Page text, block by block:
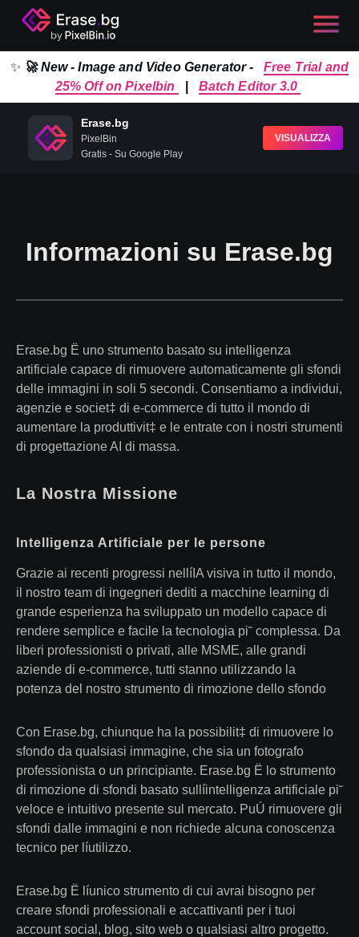
✨ 🚀 New - Image and Video Generator -
Free Trial and
25% Off on Pixelbin
Batch Editor 3.0
Erase.bg
PixelBin
Gratis - Su Google Play
VISUALIZZA
Informazioni su Erase.bg
Erase.bg Ë uno strumento basato su intelligenza
artificiale capace di rimuovere automaticamente gli sfondi
delle immagini in soli 5 secondi. Consentiamo a individui,
agenzie e societ‡ di e-commerce di tutto il mondo di
aumentare la produttivit‡ e le entrate con i nostri strumenti
di progettazione AI di massa.
La Nostra Missione
Intelligenza Artificiale per le persone
Grazie ai recenti progressi nellíIA visiva in tutto il mondo,
il nostro team di ingegneri dediti a macchine learning di
grande esperienza ha sviluppato un modello capace di
rendere semplice e facile la tecnologia pi˘ complessa. Da
liberi professionisti o privati, alle MSME, alle grandi
aziende di e-commerce, tutti stanno utilizzando la
potenza del nostro strumento di rimozione dello sfondo
Con Erase.bg, chiunque ha la possibilit‡ di rimuovere lo
sfondo da qualsiasi immagine, che sia un fotografo
professionista o un principiante. Erase.bg Ë lo strumento
di rimozione di sfondi basato sullíintelligenza artificiale pi˘
veloce e intuitivo presente sul mercato. PuÚ rimuovere gli
sfondi dalle immagini e non richiede alcuna conoscenza
tecnico per líutilizzo.
Erase.bg Ë líunico strumento di cui avrai bisogno per
creare sfondi professionali e accattivanti per i tuoi
account social, blog, sito web o qualsiasi altro progetto.